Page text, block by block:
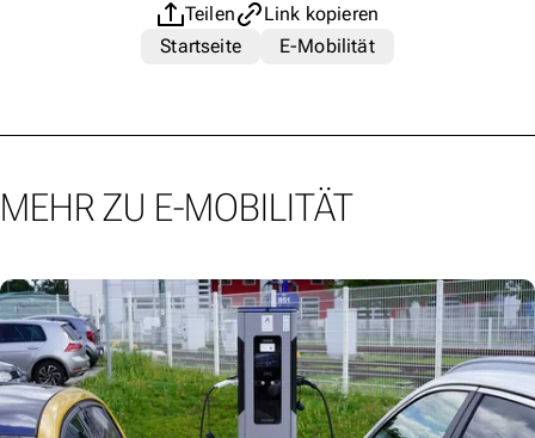
Teilen
Link kopieren
Startseite
E-Mobilität
MEHR ZU E-MOBILITÄT